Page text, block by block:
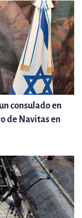
consulado en
de Navitas en